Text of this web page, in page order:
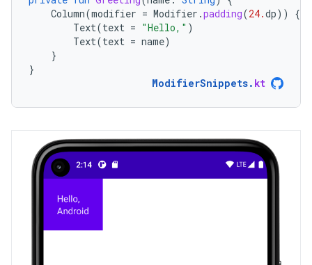
Column(modifier = Modifier .padding(24.dp))
{
Text(text = "Hello," )
Text(text = name)
}
}
ModifierSnippets. kt